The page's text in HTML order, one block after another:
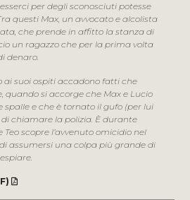
per degli sconosciuti potesse
questi Max, un avvocato e alcolista
che prende in affitto la stanza di
un ragazzo che per la prima volta
denaro.
ai suoi ospiti accadono fatti che
quando si accorge che Max e Lucio
e che è tornato il gufo (per lui
chiamare la polizia. È durante
Teo scopre l’avvenuto omicidio nel
assumersi una colpa più grande di